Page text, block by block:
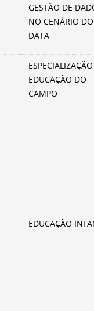
GESTÃO DE
NO CENÁRIO
DATA
EDUCAÇÃO DO
CAMPO
EDUCAÇÃO